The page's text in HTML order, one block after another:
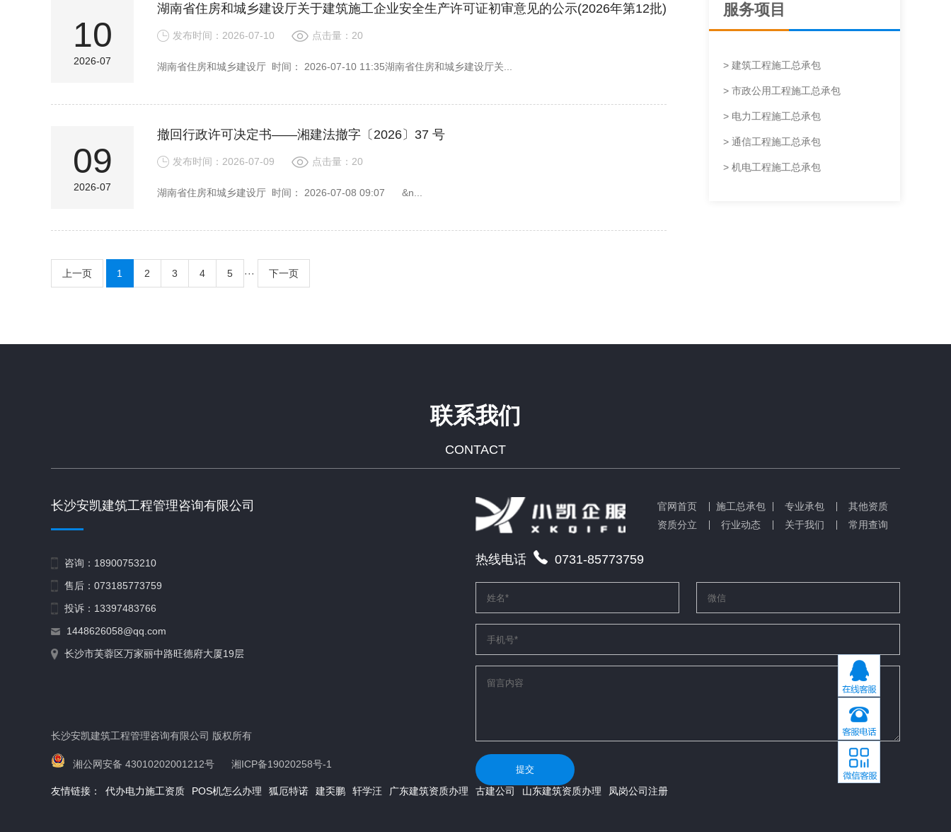
10
2026-07
湖南省住房和城乡建设厅关于建筑施工企业安全生产许可证初审意见的公示(2026年第12批)
发布时间：2026-07-10 点击量：20
湖南省住房和城乡建设厅 时间： 2026-07-10 11:35湖南省住房和城乡建设厅关...
09
2026-07
撤回行政许可决定书——湘建法撤字〔2026〕37 号
发布时间：2026-07-09 点击量：20
湖南省住房和城乡建设厅 时间： 2026-07-08 09:07 &n...
上一页 1 2 3 4 5 ··· 下一页
服务项目
> 建筑工程施工总承包
> 市政公用工程施工总承包
> 电力工程施工总承包
> 通信工程施工总承包
> 机电工程施工总承包
联系我们
CONTACT
长沙安凯建筑工程管理咨询有限公司
咨询：18900753210
售后：073185773759
投诉：13397483766
1448626058@qq.com
长沙市芙蓉区万家丽中路旺德府大厦19层
长沙安凯建筑工程管理咨询有限公司 版权所有
湘公网安备 43010202001212号 湘ICP备19020258号-1
官网首页 施工总承包 专业承包
其他资质
资质分立
行业动态 关于我们 常用查询
热线电话 0731-85773759
提交
友情链接： 代办电力施工资质 POS机怎么办理 狐厄特诺 建奀鹏 轩学汪 广东建筑资质办理 古建公司 山东建筑资质办理 凤岗公司注册